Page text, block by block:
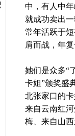
中，有人中
就成功卖出
常年活跃于
肩而战，年
她们是众多“
卡姐”颁奖盛
北张家口的
来自云南红
梅、来自山西